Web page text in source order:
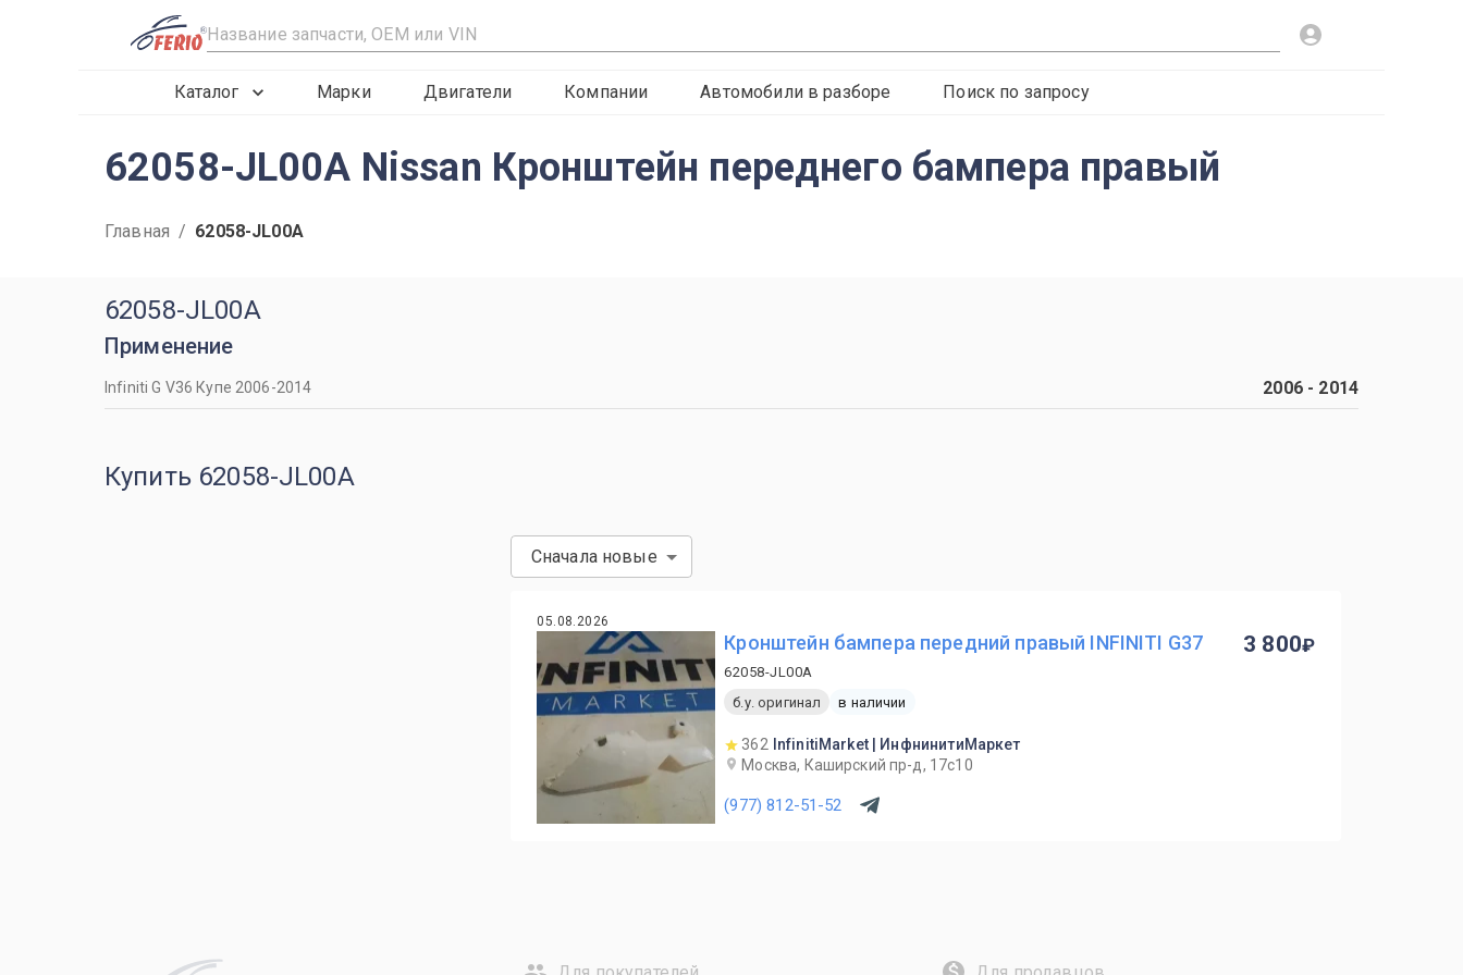
R
Каталог Марки Двигатели Компании Автомобили в разборе Поиск по запросу
62058-JL00A Nissan Кронштейн переднего бампера правый
Главная / 62058-JL00A
62058-JL00A
Применение
Infiniti G V36 Купе 2006-2014 2006- 2014
Купить 62058-JL00A
Сначала новые
05.08.2026
Кронштейн бампера передний правый INFINITI G37
62058-JL00A
б.у. оригинал
в наличии
362
InfinitiMarket | ИнфнинитиМаркет
Москва, Каширский пр-д, 17с10
(977) 812-51-52
3 800